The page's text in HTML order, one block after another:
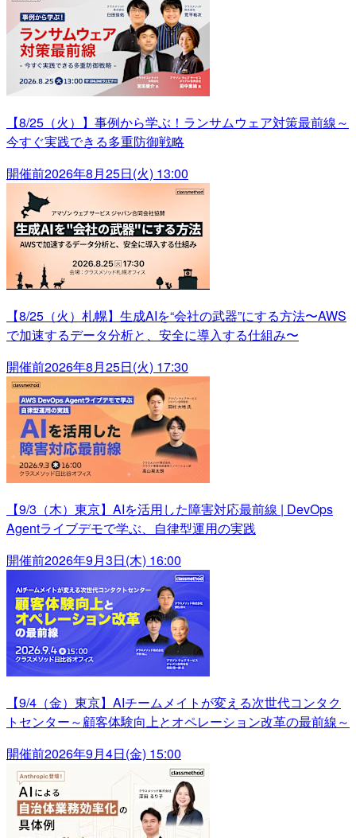
【8/25（火）】事例から学ぶ！ランサムウェア対策最前線～
今すぐ実践できる多重防御戦略
開催前2026年8月25日(火) 13:00
【8/25（火）札幌】生成AIを“会社の武器”にする方法〜AWS
で加速するデータ分析と、安全に導入する仕組み〜
開催前2026年8月25日(火) 17:30
【9/3（木）東京】AIを活用した障害対応最前線 | DevOps
Agentライブデモで学ぶ、自律型運用の実践
開催前2026年9月3日(木) 16:00
【9/4（金）東京】AIチームメイトが変える次世代コンタク
トセンター～顧客体験向上とオペレーション改革の最前線～
開催前2026年9月4日(金) 15:00